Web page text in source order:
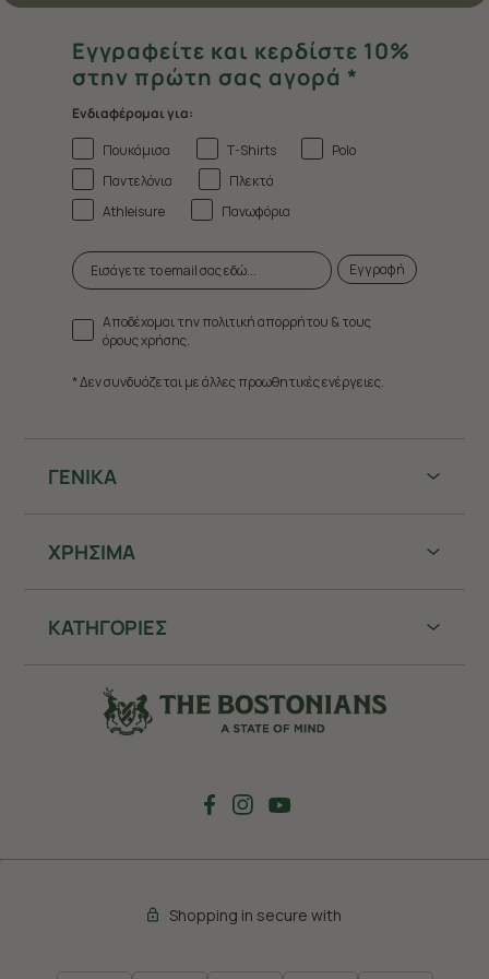
ΓΕΝΙΚΑ
ΧΡHΣΙΜΑ
ΚΑΤΗΓΟΡΙΕΣ
Εγγραφείτε και κερδίστε 10%
στην πρώτη σας αγορά *
Ενδιαφέρομαι για:
Πουκάμισα
T-Shirts
Polo
Παντελόνια
Πλεκτά
Athleisure
Πανωφόρια
Εγγραφή
Αποδέχομαι την πολιτική απορρήτου & τους
όρους χρήσης.
* Δεν συνδυάζεται με άλλες προωθητικές ενέργειες.
Shopping in secure with